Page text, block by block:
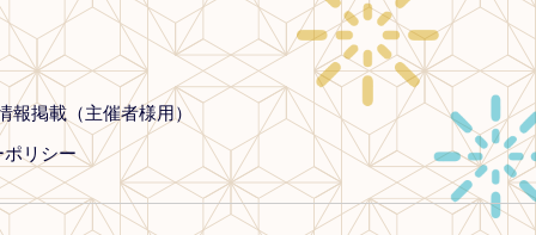
報掲載（主催者様用）
リシー